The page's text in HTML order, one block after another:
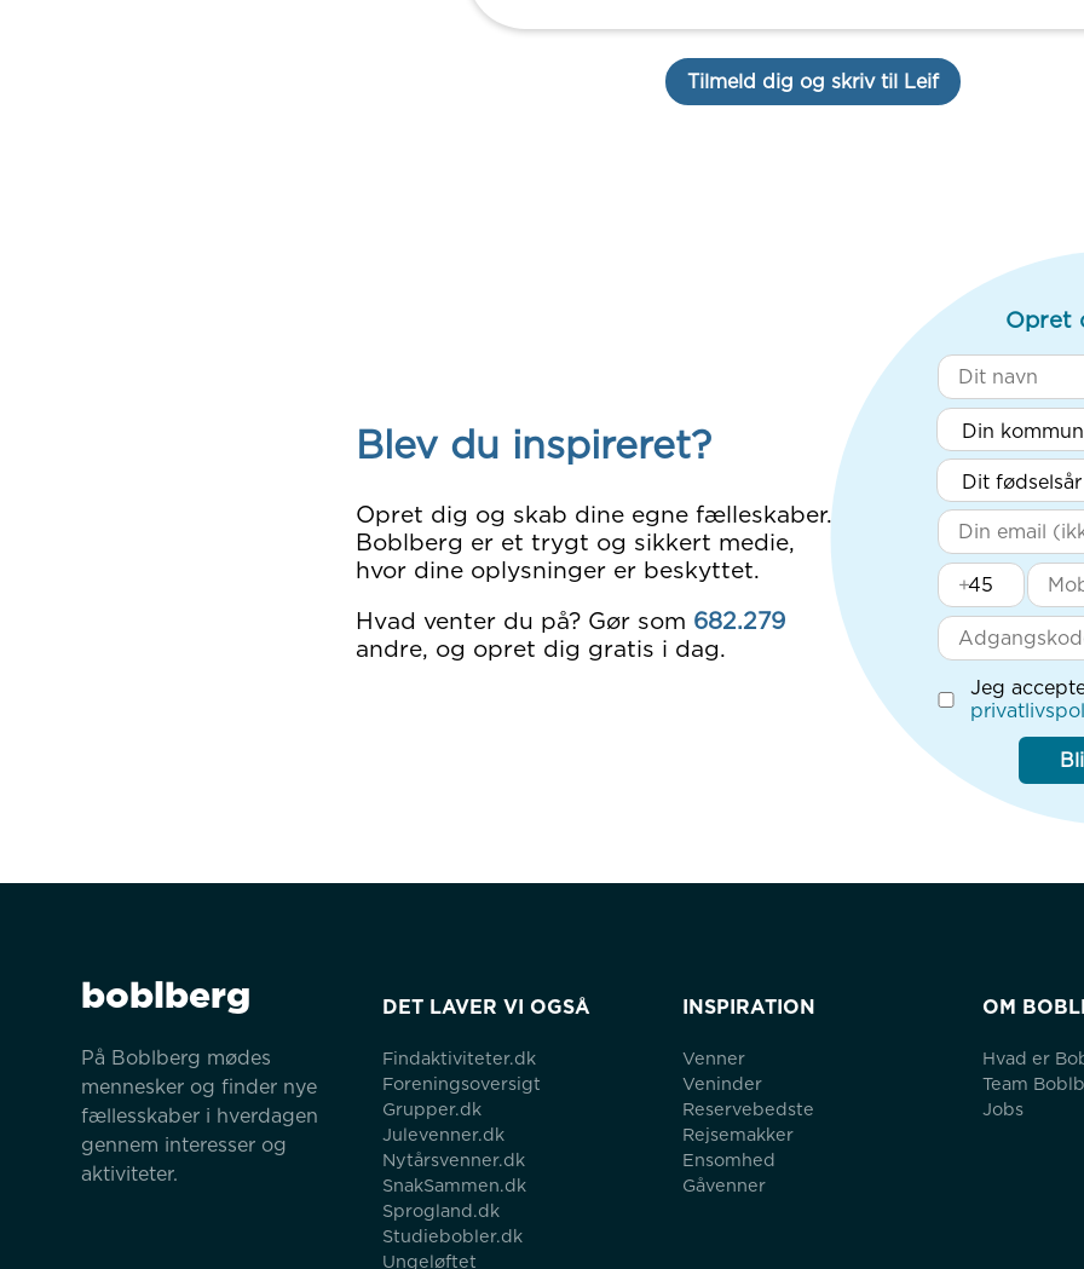
Tilmeld dig og skriv til Leif
Blev du inspireret?
Opret dig og skab dine egne fælleskaber.
Boblberg er et trygt og sikkert medie,
hvor dine oplysninger er beskyttet.
Hvad venter du på? Gør som 682.279
andre, og opret dig gratis i dag.
Opret
+
Jeg
boblberg
På Boblberg mødes
mennesker og finder nye
fællesskaber i hverdagen
gennem interesser og
aktiviteter.
DET LAVER VI OGSÅ
Findaktiviteter.dk
Foreningsoversigt
Grupper.dk
Julevenner.dk
Nytårsvenner.dk
SnakSammen.dk
Sprogland.dk
Studiebobler.dk
Ungeløftet
INSPIRATION
Venner
Veninder
Reservebedste
Rejsemakker
Ensomhed
Gåvenner
OM
Hvad er
Team
Jobs